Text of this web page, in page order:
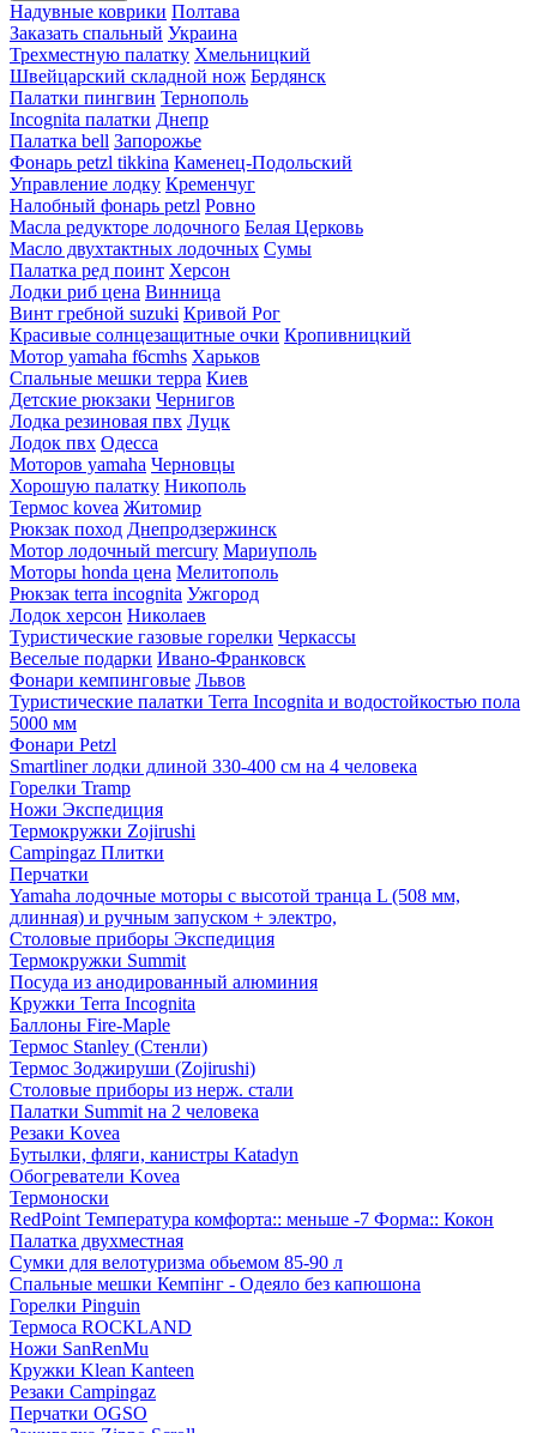
Надувные коврики Полтава
Заказать спальный Украина
Трехместную палатку Хмельницкий
Швейцарский складной нож Бердянск
Палатки пингвин Тернополь
Incognita палатки Днепр
Палатка bell Запорожье
Фонарь petzl tikkina Каменец-Подольский
Управление лодку Кременчуг
Налобный фонарь petzl Ровно
Масла редукторе лодочного Белая Церковь
Масло двухтактных лодочных Сумы
Палатка ред поинт Херсон
Лодки риб цена Винница
Винт гребной suzuki Кривой Рог
Красивые солнцезащитные очки Кропивницкий
Мотор yamaha f6cmhs Харьков
Спальные мешки терра Киев
Детские рюкзаки Чернигов
Лодка резиновая пвх Луцк
Лодок пвх Одесса
Моторов yamaha Черновцы
Хорошую палатку Никополь
Термос kovea Житомир
Рюкзак поход Днепродзержинск
Мотор лодочный mercury Мариуполь
Моторы honda цена Мелитополь
Рюкзак terra incognita Ужгород
Лодок херсон Николаев
Туристические газовые горелки Черкассы
Веселые подарки Ивано-Франковск
Фонари кемпинговые Львов
Туристические палатки Terra Incognita и водостойкостью пола
5000 мм
Фонари Petzl
Smartliner лодки длиной 330-400 см на 4 человека
Горелки Tramp
Ножи Экспедиция
Термокружки Zojirushi
Campingaz Плитки
Перчатки
Yamaha лодочные моторы с высотой транца L (508 мм,
длинная) и ручным запуском + электро,
Столовые приборы Экспедиция
Термокружки Summit
Посуда из анодированный алюминия
Кружки Terra Incognita
Баллоны Fire-Maple
Термос Stanley (Стенли)
Термос Зоджируши (Zojirushi)
Столовые приборы из нерж. стали
Палатки Summit на 2 человека
Резаки Kovea
Бутылки, фляги, канистры Katadyn
Обогреватели Kovea
Термоноски
RedPoint Температура комфорта:: меньше -7 Форма:: Кокон
Палатка двухместная
Сумки для велотуризма обьемом 85-90 л
Спальные мешки Кемпінг - Одеяло без капюшона
Горелки Pinguin
Термоса ROCKLAND
Ножи SanRenMu
Кружки Klean Kanteen
Резаки Campingaz
Перчатки OGSO